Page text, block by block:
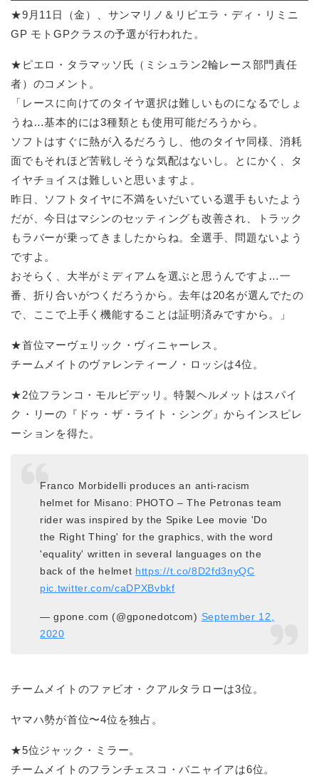
★9月11日（金）、サンマリノ＆リビエラ・ディ・リミニ
GP モトGPクラスの予選が行われた。
★ピエロ・タラマッソ氏（ミシュラン2輪レース部門責任
者）のコメント。
「レースに向けてのタイヤ選択は難しいものになるでしょ
うね…基本的には3種類とも使用可能だろうから。
ソフトはすぐに熱が入るだろうし、他のタイヤ同様、消耗
面でもそれほど苦戦しそうな気配はないし。とにかく、タ
イヤチョイスは難しいと思いますよ。
昨日、ソフトタイヤに不満をいだいている選手もいたよう
だが、今日はマシンのセッティングも改善され、トラック
もラバーが乗ってきましたからね。全選手、問題ないよう
ですよ。
おそらく、大半がミディアムを選ぶと思うんですよ…一
番、折り合いがつくだろうから。去年は20名が選んでたの
で、ここで上手く機能することは証明済みですから。」
★首位マーヴェリック・ヴィニャーレス。
チームメイトのヴァレンティーノ・ロッシは4位。
★2位フランコ・モルビデッリ。特製ヘルメットはスパイ
ク・リーの『ドゥ・ザ・ライト・シング』からインスピレ
ーションを得た。
Franco Morbidelli produces an anti-racism
helmet for Misano: PHOTO – The Petronas team
rider was inspired by the Spike Lee movie 'Do
the Right Thing' for the graphics, with the word
'equality' written in several languages on the
back of the helmet https://t.co/8D2fd3nyQC
pic.twitter.com/caDPXBvbkf
— gpone.com (@gponedotcom) September 12,
2020
チームメイトのファビオ・クアルタラローは3位。
ヤマハ勢が首位〜4位を独占。
★5位ジャック・ミラー。
チームメイトのフランチェスコ・バニャイアは6位。